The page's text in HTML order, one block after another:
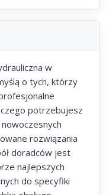
w
o tych, którzy
potrzebujesz
rozwiązania
doradców jest
najlepszych
do specyfiki